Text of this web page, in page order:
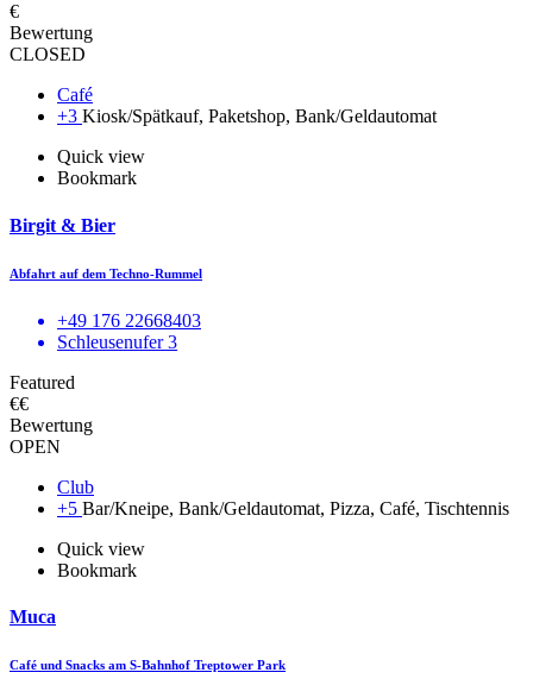
€
Bewertung
CLOSED
Café
+3 Kiosk/Spätkauf, Paketshop, Bank/Geldautomat
Quick view
Bookmark
Birgit & Bier
Abfahrt auf dem Techno-Rummel
+49 176 22668403
Schleusenufer 3
Featured
€€
Bewertung
OPEN
Club
+5 Bar/Kneipe, Bank/Geldautomat, Pizza, Café, Tischtennis
Quick view
Bookmark
Muca
Café und Snacks am S-Bahnhof Treptower Park